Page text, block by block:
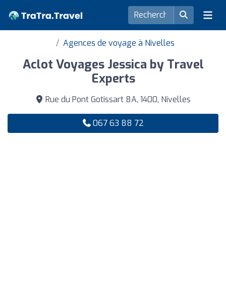
Agences de voyage à Nivelles
Aclot Voyages Jessica by Travel
Experts
Rue du Pont Gotissart 8A, 1400, Nivelles
067 63 88 72